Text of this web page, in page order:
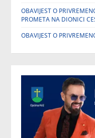
OBAVIJEST O
PROMETA NA DIONICI
OBAVIJEST O